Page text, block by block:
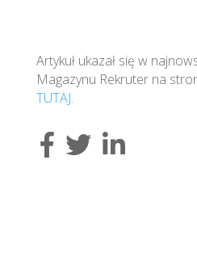
Artykuł ukazał się w
Magazynu Rekruter na
TUTAJ.